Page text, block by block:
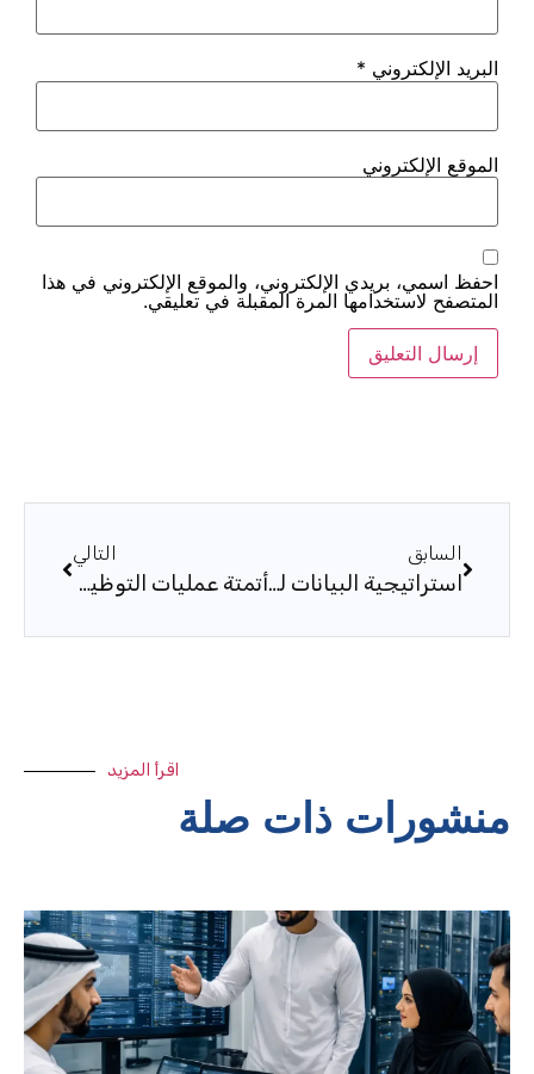
الإلكتروني، والموقع الإلكتروني في هذا
المرة المقبلة في تعليقي.
استراتيجية البيانات لتطبيقات تطوير منخفض الكود للمؤسسات: الجودة والحوكمة والتقارير أتمتة عمليات التوظيف Onboarding والرواتب: ثورة في إدارة الموارد البشرية
ذات صلة